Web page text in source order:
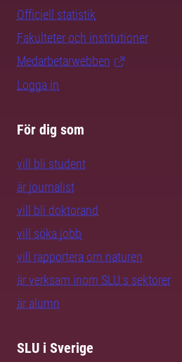
Officiell statistik
Fakulteter och institutioner
Medarbetarwebben
Logga in
För dig som
vill bli student
är journalist
vill bli doktorand
vill söka jobb
vill rapportera om naturen
är verksam inom SLU:s sektorer
är alumn
SLU i Sverige